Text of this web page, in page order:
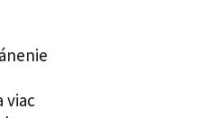
viac